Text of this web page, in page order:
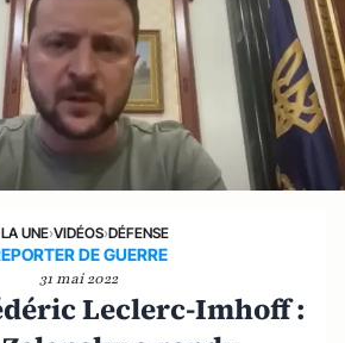
UNE›VIDÉOS›DÉFENSE
DE GUERRE
31 mai 2022
Leclerc-Imhoff :